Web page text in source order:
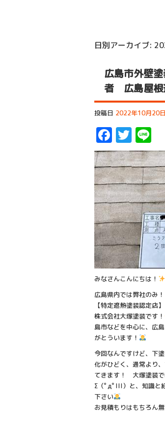
日別アーカイブ:
広島市外壁
者 広島屋根
投稿日 2022年10月20日
みなさんこんにちは！
広島県内では弊社のみ！
【特定遮熱塗装認定店】
株式会社大塚塗装です！
島市などを中心に、広
がとういます！
今回なんですけど、下
化がひどく、通常より
てきます！ 大塚塗装で
Σ（ﾟдﾟlll）と、知識と
下さい
お見積もりはもちろん